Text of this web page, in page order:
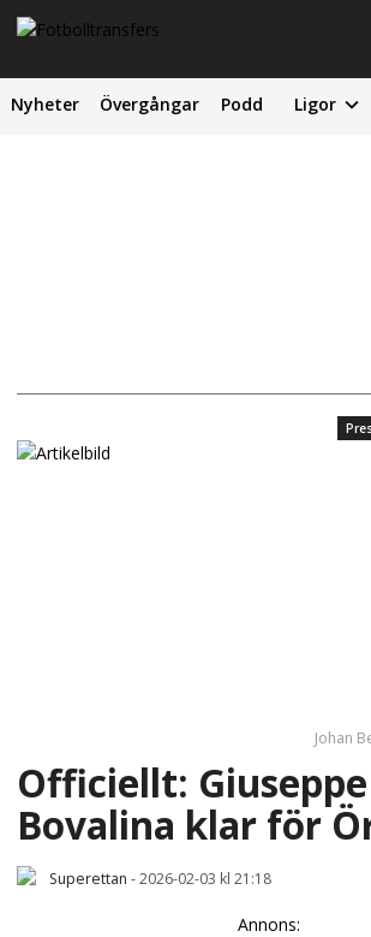
Nyheter Övergångar Podd Ligor
Johan
Officiellt: Giuseppe
Bovalina klar för
Superettan -2026-02-03 kl 21:18
Annons: